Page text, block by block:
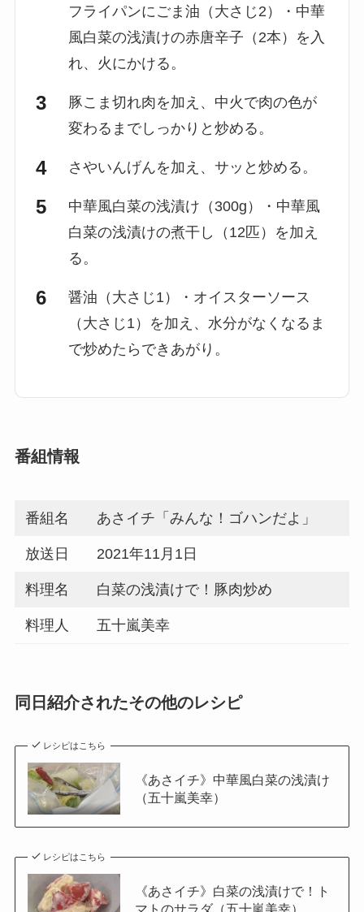
フライパンにごま油（大さじ2）・中華
風白菜の浅漬けの赤唐辛子（2本）を入
れ、火にかける。
豚こま切れ肉を加え、中火で肉の色が
変わるまでしっかりと炒める。
さやいんげんを加え、サッと炒める。
中華風白菜の浅漬け（300g）・中華風
白菜の浅漬けの煮干し（12匹）を加え
る。
醤油（大さじ1）・オイスターソース
（大さじ1）を加え、水分がなくなるま
で炒めたらできあがり。
番組情報
番組名 あさイチ「みんな！ゴハンだよ」
放送日 2021年11月1日
料理名 白菜の浅漬けで！豚肉炒め
料理人 五十嵐美幸
同日紹介されたその他のレシピ
レシピはこちら
《あさイチ》中華風白菜の浅漬け
（五十嵐美幸）
レシピはこちら
《あさイチ》白菜の浅漬けで！ト
マトのサラダ（五十嵐美幸）